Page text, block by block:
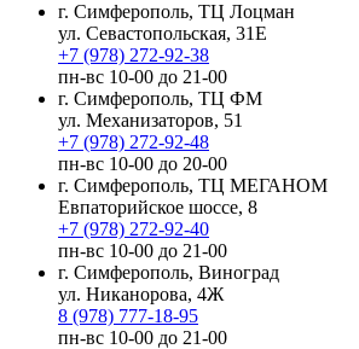
г. Симферополь, ТЦ Лоцман
ул. Севастопольская, 31Е
+7 (978) 272-92-38
пн-вс 10-00 до 21-00
г. Симферополь, ТЦ ФМ
ул. Механизаторов, 51
+7 (978) 272-92-48
пн-вс 10-00 до 20-00
г. Симферополь, ТЦ МЕГАНОМ
Евпаторийское шоссе, 8
+7 (978) 272-92-40
пн-вс 10-00 до 21-00
г. Симферополь, Виноград
ул. Никанорова, 4Ж
8 (978) 777-18-95
пн-вс 10-00 до 21-00